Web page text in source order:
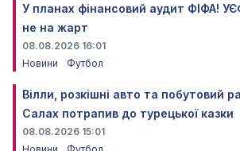
У планах фінансовий аудит ФІФА!
не на жарт
08.08.2026 16:01
Новини
Футбол
Вілли, розкішні авто та побутовий
Салах потрапив до турецької казки
08.08.2026 15:01